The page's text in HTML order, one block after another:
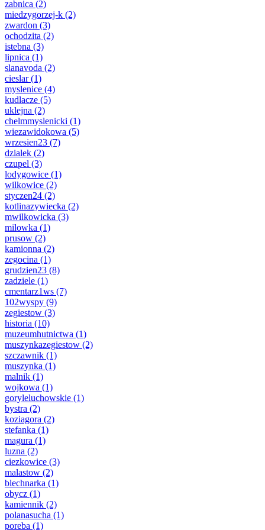
zabnica (2)
miedzygorzej-k (2)
zwardon (3)
ochodzita (2)
istebna (3)
lipnica (1)
slanavoda (2)
cieslar(1)
myslenice (4)
kudlacze (5)
uklejna (2)
chelmmyslenicki (1)
wiezawidokowa (5)
wrzesien23 (7)
dzialek (2)
czupel (3)
lodygowice (1)
wilkowice (2)
styczen24 (2)
kotlinazywiecka (2)
mwilkowicka (3)
milowka (1)
prusow (2)
kamionna (2)
zegocina (1)
grudzien23 (8)
zadziele (1)
cmentarz1ws (7)
102wyspy (9)
zegiestow (3)
historia (10)
muzeumhutnictwa (1)
muszynkazegiestow (2)
szczawnik (1)
muszynka (1)
malnik (1)
wojkowa (1)
goryleluchowskie (1)
bystra (2)
koziagora (2)
stefanka (1)
magura (1)
luzna (2)
ciezkowice (3)
malastow (2)
blechnarka (1)
obycz (1)
kamiennik (2)
polanasucha (1)
poreba (1)